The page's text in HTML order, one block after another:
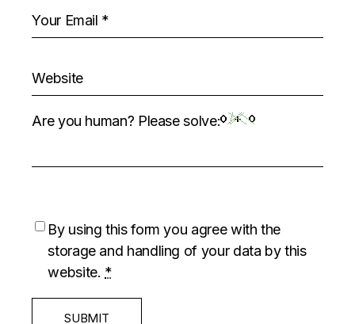
Are you human? Please solve:
By using this form you agree with the
storage and handling of your data by this
website. *
SUBMIT